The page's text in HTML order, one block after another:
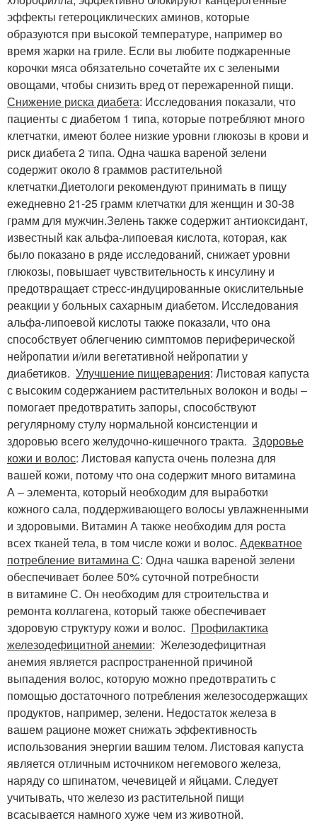
эффекты гетероциклических аминов, которые
образуются при высокой температуре, например во
время жарки на гриле. Если вы любите поджаренные
корочки мяса обязательно сочетайте их с зелеными
овощами, чтобы снизить вред от пережаренной пищи.
Снижение риска диабета: Исследования показали, что
пациенты с диабетом 1 типа, которые потребляют много
клетчатки, имеют более низкие уровни глюкозы в крови и
риск диабета 2 типа. Одна чашка вареной зелени
содержит около 8 граммов растительной
клетчатки.Диетологи рекомендуют принимать в пищу
ежедневно 21-25 грамм клетчатки для женщин и 30-38
грамм для мужчин.Зелень также содержит антиоксидант,
известный как альфа-липоевая кислота, которая, как
было показано в ряде исследований, снижает уровни
глюкозы, повышает чувствительность к инсулину и
предотвращает стресс-индуцированные окислительные
реакции у больных сахарным диабетом. Исследования
альфа-липоевой кислоты также показали, что она
способствует облегчению симптомов периферической
нейропатии и/или вегетативной нейропатии у
диабетиков. Улучшение пищеварения: Листовая капуста
с высоким содержанием растительных волокон и воды –
помогает предотвратить запоры, способствуют
регулярному стулу нормальной консистенции и
здоровью всего желудочно-кишечного тракта. Здоровье
кожи и волос: Листовая капуста очень полезна для
вашей кожи, потому что она содержит много витамина
А – элемента, который необходим для выработки
кожного сала, поддерживающего волосы увлажненными
и здоровыми. Витамин А также необходим для роста
всех тканей тела, в том числе кожи и волос. Адекватное
потребление витамина С: Одна чашка вареной зелени
обеспечивает более 50% суточной потребности
в витамине С. Он необходим для строительства и
ремонта коллагена, который также обеспечивает
здоровую структуру кожи и волос. Профилактика
железодефицитной анемии: Железодефицитная
анемия является распространенной причиной
выпадения волос, которую можно предотвратить с
помощью достаточного потребления железосодержащих
продуктов, например, зелени. Недостаток железа в
вашем рационе может снижать эффективность
использования энергии вашим телом. Листовая капуста
является отличным источником негемового железа,
наряду со шпинатом, чечевицей и яйцами. Следует
учитывать, что железо из растительной пищи
всасывается намного хуже чем из животной.